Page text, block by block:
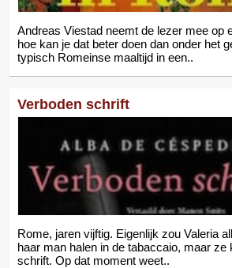
Andreas Viestad neemt de lezer mee op
hoe kan je dat beter doen dan onder het
typisch Romeinse maaltijd in een..
Verboden schrift
Rome, jaren vijftig. Eigenlijk zou Valeria
haar man halen in de tabaccaio, maar ze
schrift. Op dat moment weet..